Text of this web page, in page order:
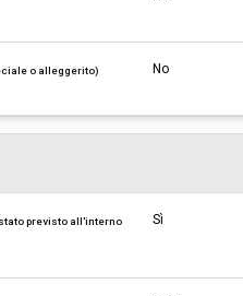
o alleggerito) No
previsto all'interno
Sì